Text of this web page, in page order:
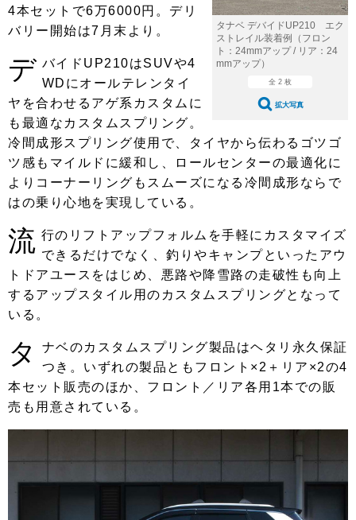
フィルム・ラッピング
特集記事
ストップ 不具合修理＆粗悪修理
カーメーカー「旧車」関連プロジェ
クト
コラム
ショップ紹介
ショップレポート プロショップ検索
レストア
カーメーカー「旧車」関連プロジ
ェクト
コラム
インタビュー
イベント
イベント告知 イベントレポート
タナベ デバイドUP210 エク
ストレイル装着例（フロン
ト：24mmアップ / リア：24
mmアップ）
全 2 枚
拡大写真
4本セットで6万6000円。デリ
バリー開始は7月末より。
デ バイドUP210はSUVや4
WDにオールテレンタイ
ヤを合わせるアゲ系カスタムに
も最適なカスタムスプリング。
冷間成形スプリング使用で、タイヤから伝わるゴツゴ
ツ感もマイルドに緩和し、ロールセンターの最適化に
よりコーナーリングもスムーズになる冷間成形ならで
はの乗り心地を実現している。
流 行のリフトアップフォルムを手軽にカスタマイズ
できるだけでなく、釣りやキャンプといったアウ
トドアユースをはじめ、悪路や降雪路の走破性も向上
するアップスタイル用のカスタムスプリングとなって
いる。
タ
ナベのカスタムスプリング製品はヘタリ永久保証
つき。いずれの製品ともフロント×2＋リア×2の4
本セット販売のほか、フロント／リア各用1本での販
売も用意されている。